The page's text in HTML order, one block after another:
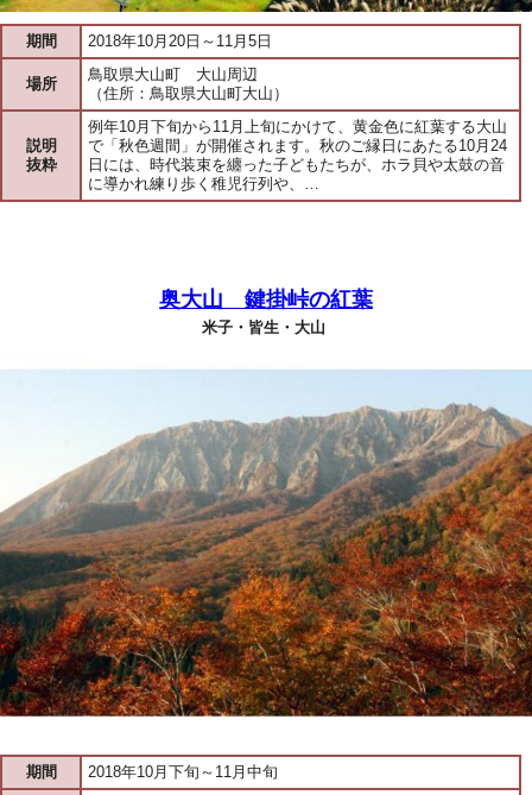
期間 2018年10月20日～11月5日
場所
鳥取県大山町 大山周辺
（住所：鳥取県大山町大山）
説明
抜粋
例年10月下旬から11月上旬にかけて、黄金色に紅葉する大山
で「秋色週間」が開催されます。秋のご縁日にあたる10月24
日には、時代装束を纏った子どもたちが、ホラ貝や太鼓の音
に導かれ練り歩く稚児行列や、…
奥大山 鍵掛峠の紅葉
米子・皆生・大山
期間 2018年10月下旬～11月中旬